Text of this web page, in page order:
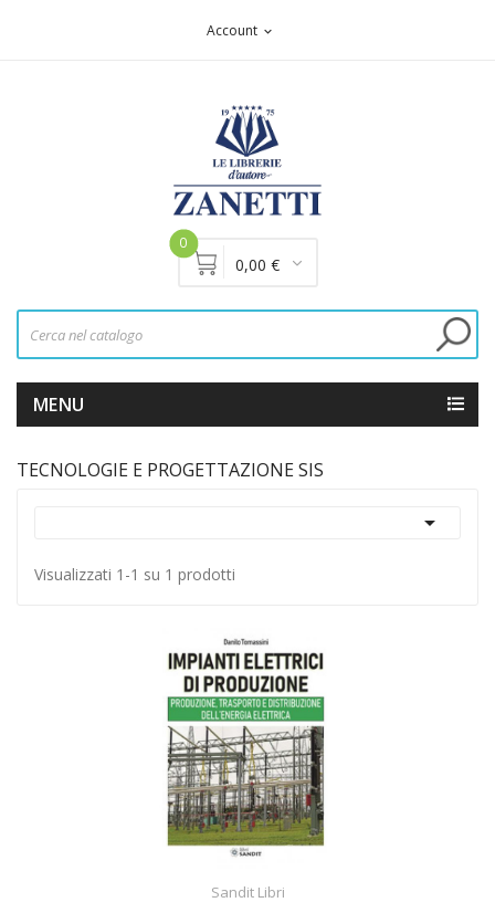
Account expand_more
0
0,00 €
MENU
TECNOLOGIE E PROGETTAZIONE SIS

Visualizzati 1-1 su 1 prodotti
Sandit Libri